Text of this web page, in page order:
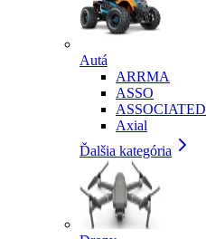
Autá
ARRMA
ASSO
ASSOCIATED
Axial
Ďalšia kategória